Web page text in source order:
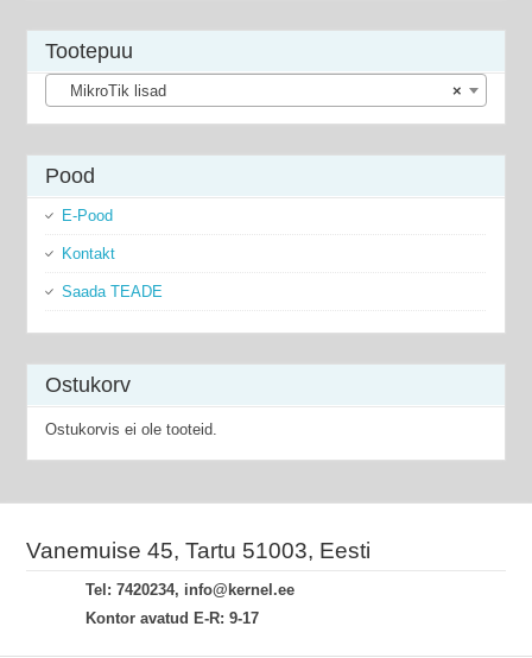
Tootepuu
×
MikroTik lisad
Pood
E-Pood
Kontakt
Saada TEADE
Ostukorv
Ostukorvis ei ole tooteid.
Vanemuise 45, Tartu 51003, Eesti
Tel: 7420234, info@kernel.ee
Kontor avatud E-R: 9-17